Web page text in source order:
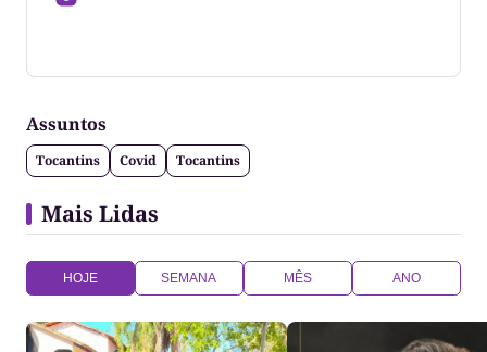
Tocantins
Assuntos
Tocantins Covid Tocantins
Mais Lidas
HOJE SEMANA MÊS ANO